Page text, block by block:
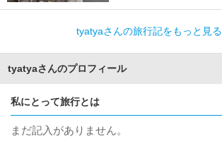
tyatyaさんの旅行記をもっと見る
tyatyaさんのプロフィール
私にとって旅行とは
まだ記入がありません。